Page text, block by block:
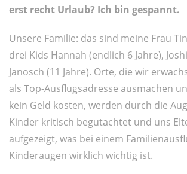
erst recht Urlaub? Ich bin gespannt.
Unsere Familie: das sind meine Frau
drei Kids Hannah (endlich 6 Jahre),
Janosch (11 Jahre). Orte, die wir
als Top-Ausflugsadresse ausmachen
kein Geld kosten, werden durch die
Kinder kritisch begutachtet und uns
aufgezeigt, was bei einem
Kinderaugen wirklich wichtig ist.